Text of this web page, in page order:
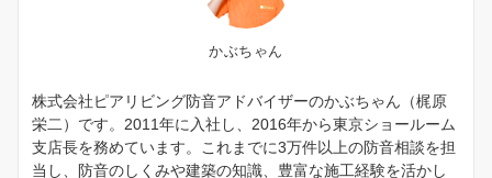
かぶちゃん
株式会社ピアリビング防音アドバイザーのかぶちゃん（梶原
栄二）です。2011年に入社し、2016年から東京ショールーム
支店長を務めています。これまでに3万件以上の防音相談を担
当し、防音のしくみや建築の知識、豊富な施工経験を活かし